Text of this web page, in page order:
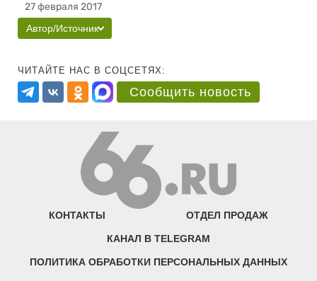
27 февраля 2017
Автор/Источник
ЧИТАЙТЕ НАС В СОЦСЕТЯХ:
Сообщить новость
КОНТАКТЫ ОТДЕЛ ПРОДАЖ
КАНАЛ В TELEGRAM
ПОЛИТИКА ОБРАБОТКИ ПЕРСОНАЛЬНЫХ ДАННЫХ